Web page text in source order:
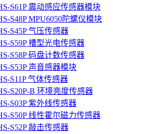
S61P 震动感应传感器模块
S48P MPU6050陀螺仪模块
S45P 气压传感器
S59P 槽型光电传感器
S58P 码盘计数传感器
S53P 声音感器模块
S11P 气体传感器
S20P-B 环境亮度传感器
S03P 紫外线传感器
S50P 线性霍尔磁力传感器
S52P 敲击传感器